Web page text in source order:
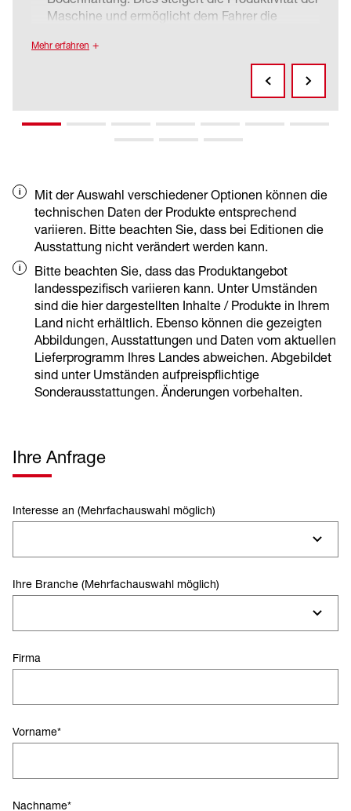
Maschine und ermöglicht dem Fahrer die
Das optimale Verhältnis von Knick- und
Pendelwinkel sorgt für eine hohe Bodenhaftung.
Verhältnissen entsteht keine Kollision von Front-
und Heckpartie der Maschine.
feinfühlig auf jede Unebenheit reagieren. Dies
erhöht den Komfort und schafft ein sicheres
Fahrgefühl.
Mehr erfahren
Mit der Auswahl verschiedener Optionen können die
technischen Daten der Produkte entsprechend
variieren. Bitte beachten Sie, dass bei Editionen die
Ausstattung nicht verändert werden kann.
Bitte beachten Sie, dass das Produktangebot
landesspezifisch variieren kann. Unter Umständen
sind die hier dargestellten Inhalte / Produkte in Ihrem
Land nicht erhältlich. Ebenso können die gezeigten
Abbildungen, Ausstattungen und Daten vom aktuellen
Lieferprogramm Ihres Landes abweichen. Abgebildet
sind unter Umständen aufpreispflichtige
Sonderausstattungen. Änderungen vorbehalten.
Ihre Anfrage
Interesse an (Mehrfachauswahl möglich)
Ihre Branche (Mehrfachauswahl möglich)
Firma
Vorname*
Nachname*